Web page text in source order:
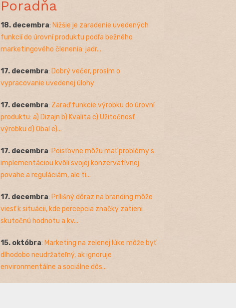
Poradňa
18. decembra: Nižšie je zaradenie uvedených
funkcií do úrovní produktu podľa bežného
marketingového členenia: jadr...
17. decembra: Dobrý večer, prosím o
vypracovanie uvedenej úlohy
17. decembra: Zaraď funkcie výrobku do úrovní
produktu: a) Dizajn b) Kvalita c) Užitočnosť
výrobku d) Obal e)...
17. decembra: Poisťovne môžu mať problémy s
implementáciou kvôli svojej konzervatívnej
povahe a reguláciám, ale ti...
17. decembra: Prílišný dôraz na branding môže
viesť k situácii, kde percepcia značky zatieni
skutočnú hodnotu a kv...
15. októbra: Marketing na zelenej lúke môže byť
dlhodobo neudržateľný, ak ignoruje
environmentálne a sociálne dôs...